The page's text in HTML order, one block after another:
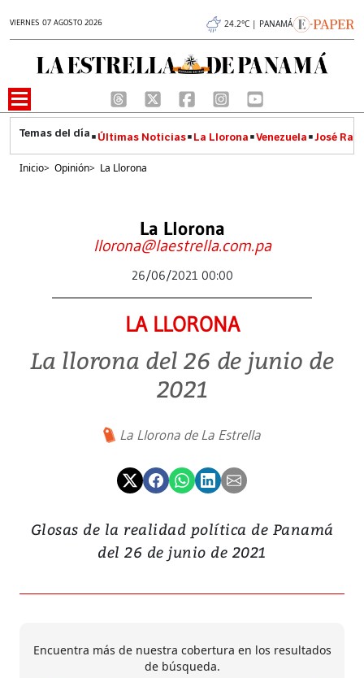
VIERNES 07 AGOSTO 2026 24.2°C | PANAMÁ
Últimas Noticias La Llorona Venezuela José
Inicio> Opinión> La Llorona
La Llorona
llorona@laestrella.com.pa
26/06/2021 00:00
LA LLORONA
La llorona del 26 de junio de
2021
La Llorona de La Estrella
Glosas de la realidad política de Panamá
del 26 de junio de 2021
Encuentra más de nuestra cobertura en los resultados
de búsqueda.